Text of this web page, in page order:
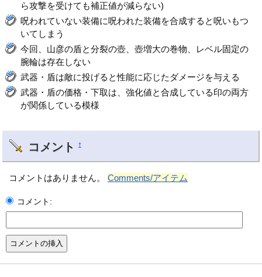
ら攻撃を受けても補正値が減らない)
呪われていない装備に呪われた装備を合成すると呪いもつ
いてしまう
今回、山彦の盾と分裂の壺、壺増大の巻物、レベル固定の
腕輪は存在しない
武器・盾は敵に投げると性能に応じたダメージを与える
武器・盾の価格・下取は、強化値と合成している印の両方
が関係している模様
コメント †
コメントはありません。Comments/アイテム
コメント: